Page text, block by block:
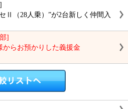
Ⅱ（28人乗）”が2台新しく仲間入
]
らお預かりした義援金